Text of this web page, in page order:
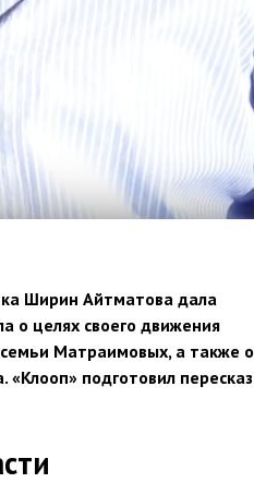
Ширин Айтматова дала
о целях своего движения
Матраимовых, а также о
подготовил пересказ